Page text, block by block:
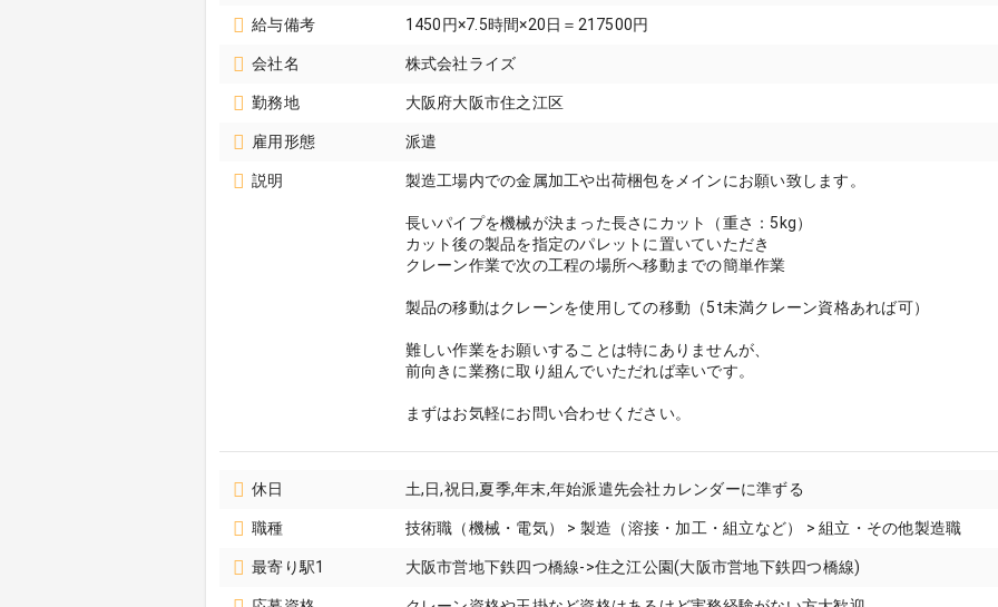
給与備考 1450円×7.5時間×20日＝217500円
会社名 株式会社ライズ
勤務地 大阪府大阪市住之江区
雇用形態 派遣
説明 製造工場内での金属加工や出荷梱包をメインにお願い致します。
長いパイプを機械が決まった長さにカット（重さ：5kg）
カット後の製品を指定のパレットに置いていただき
クレーン作業で次の工程の場所へ移動までの簡単作業
製品の移動はクレーンを使用しての移動（5t未満クレーン資格あれば可）
難しい作業をお願いすることは特にありませんが、
前向きに業務に取り組んでいただれば幸いです。
まずはお気軽にお問い合わせください。
休日 土,日,祝日,夏季,年末,年始派遣先会社カレンダーに準ずる
職種 技術職（機械・電気） > 製造（溶接・加工・組立など） > 組立・その他製造職
最寄り駅1 大阪市営地下鉄四つ橋線->住之江公園(大阪市営地下鉄四つ橋線)